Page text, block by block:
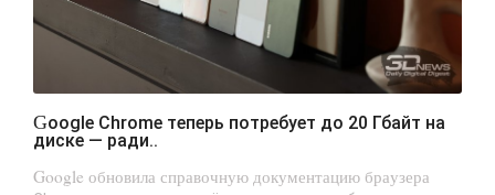
Google Chrome теперь потребует до 20 Гбайт на
диске — ради..
Google обновила справочную документацию браузера